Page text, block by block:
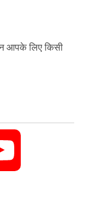
आपके लिए किसी